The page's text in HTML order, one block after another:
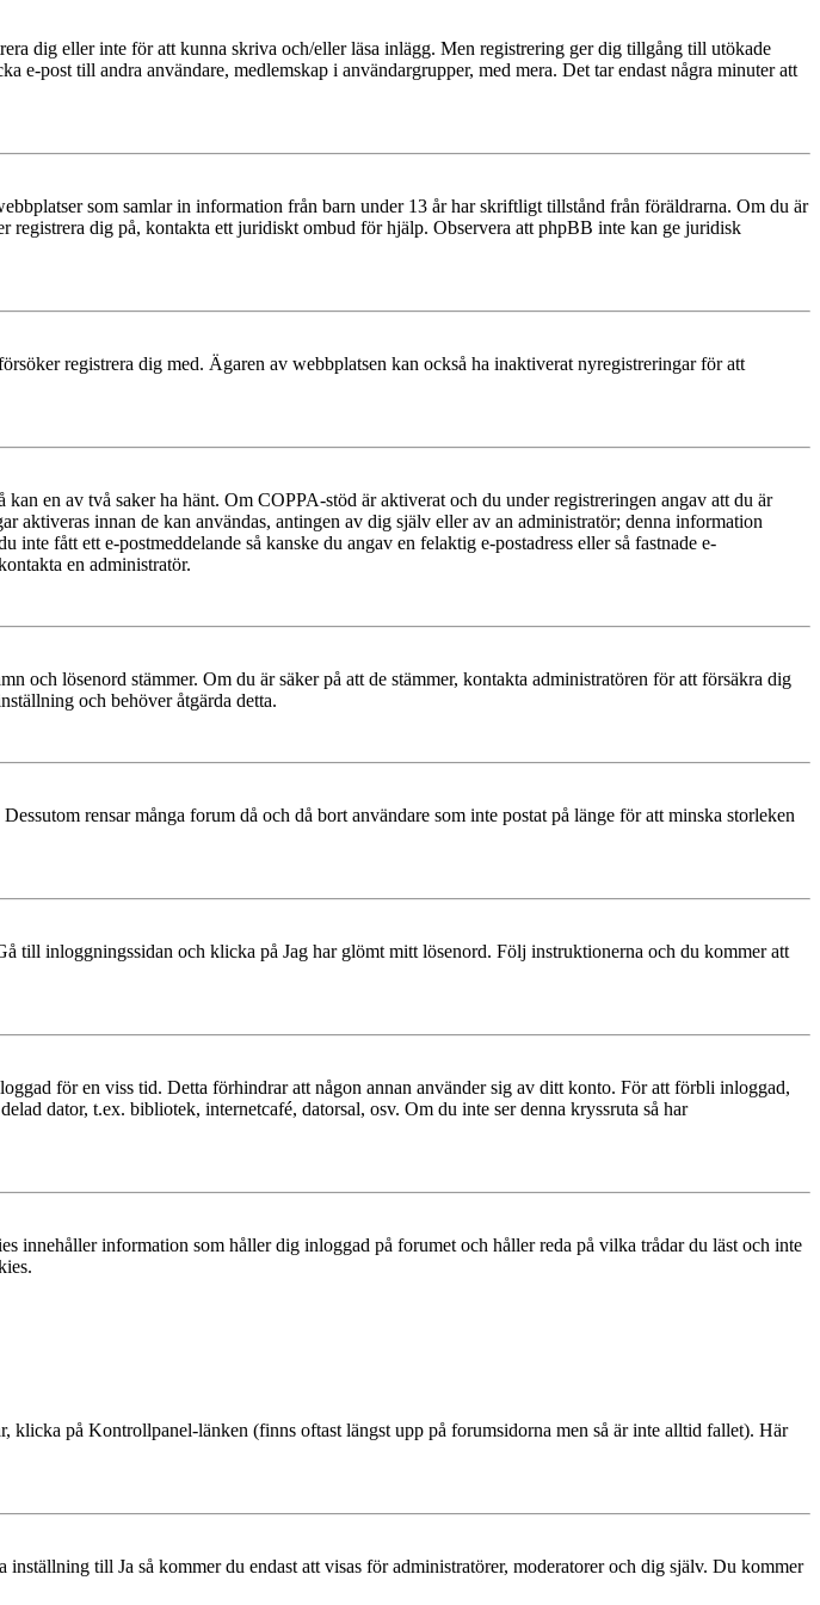
dig eller inte för att kunna skriva och/eller läsa inlägg. Men registrering ger dig tillgång till utökade
post till andra användare, medlemskap i användargrupper, med mera. Det tar endast några minuter att
som samlar in information från barn under 13 år har skriftligt tillstånd från föräldrarna. Om du är
registrera dig på, kontakta ett juridiskt ombud för hjälp. Observera att phpBB inte kan ge juridisk
registrera dig med. Ägaren av webbplatsen kan också ha inaktiverat nyregistreringar för att
en av två saker ha hänt. Om COPPA-stöd är aktiverat och du under registreringen angav att du är
aktiveras innan de kan användas, antingen av dig själv eller av an administratör; denna information
fått ett e-postmeddelande så kanske du angav en felaktig e-postadress eller så fastnade e-
en administratör.
lösenord stämmer. Om du är säker på att de stämmer, kontakta administratören för att försäkra dig
och behöver åtgärda detta.
rensar många forum då och då bort användare som inte postat på länge för att minska storleken
till inloggningssidan och klicka på Jag har glömt mitt lösenord. Följ instruktionerna och du kommer att
för en viss tid. Detta förhindrar att någon annan använder sig av ditt konto. För att förbli inloggad,
dator, t.ex. bibliotek, internetcafé, datorsal, osv. Om du inte ser denna kryssruta så har
innehåller information som håller dig inloggad på forumet och håller reda på vilka trådar du läst och inte
klicka på Kontrollpanel-länken (finns oftast längst upp på forumsidorna men så är inte alltid fallet). Här
till Ja så kommer du endast att visas för administratörer, moderatorer och dig själv. Du kommer